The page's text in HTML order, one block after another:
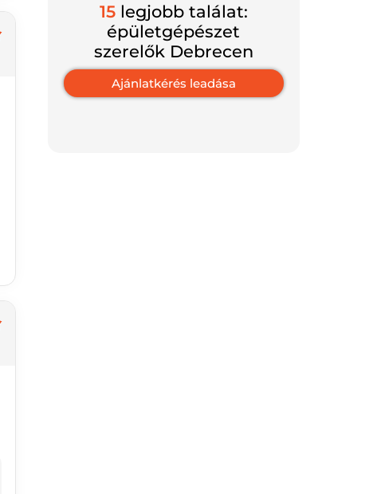
15legjobb találat:
épületgépészet
szerelők Debrecen